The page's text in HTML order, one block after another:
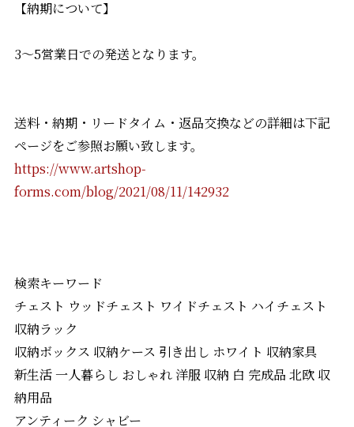
【納期について】
3〜5営業日での発送となります。
送料・納期・リードタイム・返品交換などの詳細は下記
ページをご参照お願い致します。
https://www.artshop-
forms.com/blog/2021/08/11/142932
検索キーワード
チェスト ウッドチェスト ワイドチェスト ハイチェスト
収納ラック
収納ボックス 収納ケース 引き出し ホワイト 収納家具
新生活 一人暮らし おしゃれ 洋服 収納 白 完成品 北欧 収
納用品
アンティーク シャビー